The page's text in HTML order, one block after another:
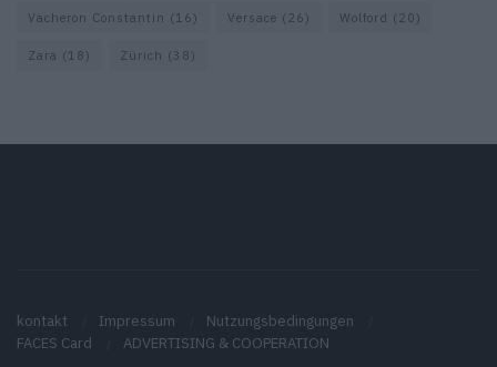
Vacheron Constantin (16) Versace (26) Wolford (20)
Zara (18) Zürich (38)
kontakt Impressum
Nutzungsbedingungen
FACES Card
ADVERTISING & COOPERATION